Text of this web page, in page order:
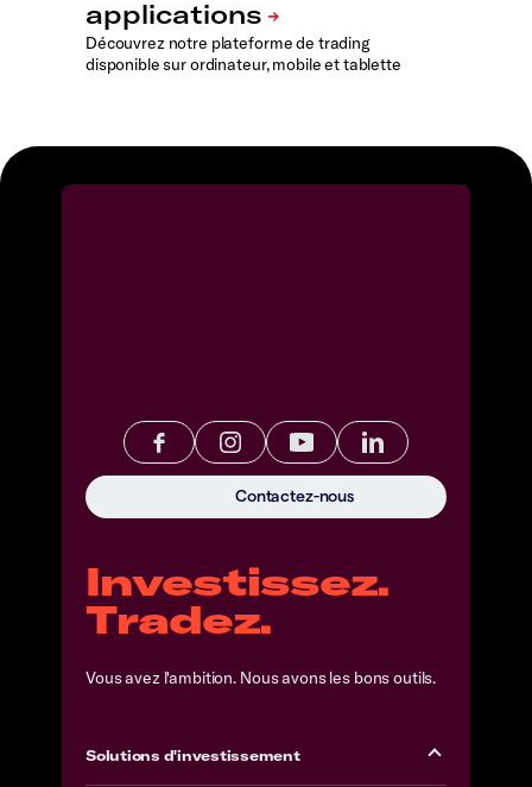
Découvrez notre plateforme de trading
disponible sur ordinateur, mobile et tablette
Investissez.
Tradez.
Vous avez l'ambition. Nous avons les bons outils.
Solutions d'investissement